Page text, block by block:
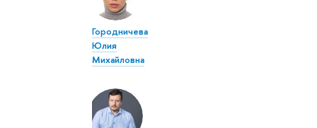
Городничева
Юлия
Михайловна